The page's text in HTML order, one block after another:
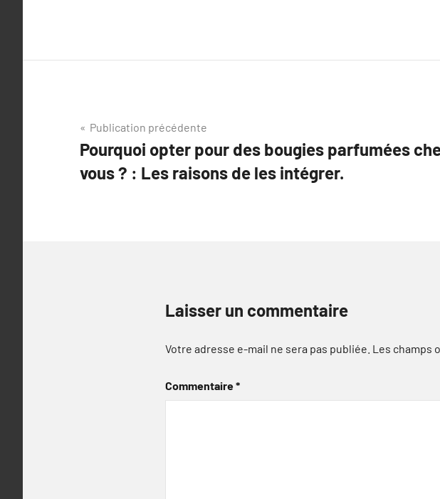
Navigation
de
l’article
Publication précédente
Pourquoi opter pour des bougies parfumées
vous ? : Les raisons de les intégrer.
Laisser un commentaire
Votre adresse e-mail ne sera pas publiée. Les champs
Commentaire*